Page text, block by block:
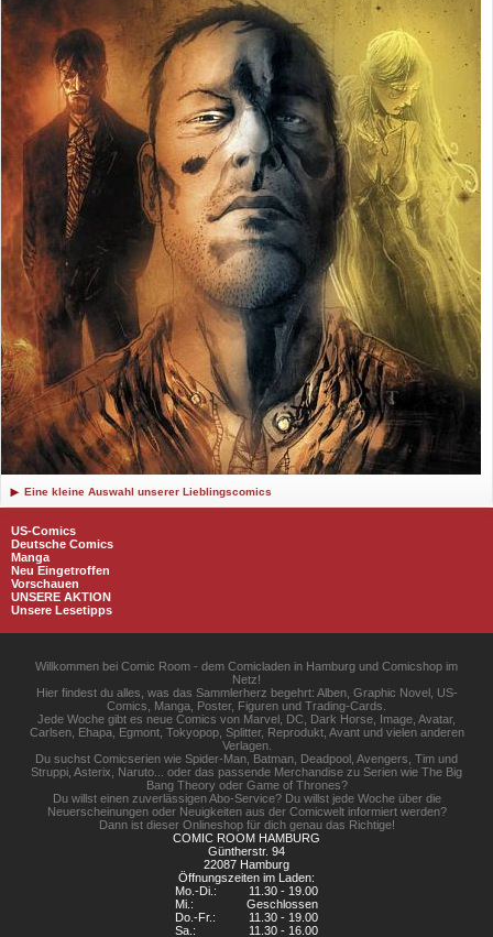
Eine kleine Auswahl unserer Lieblingscomics
US-Comics
Deutsche Comics
Manga
Neu Eingetroffen
Vorschauen
UNSERE AKTION
Unsere Lesetipps
Willkommen bei Comic Room - dem Comicladen in Hamburg und Comicshop im
Netz!
Hier findest du alles, was das Sammlerherz begehrt: Alben, Graphic Novel, US-
Comics, Manga, Poster, Figuren und Trading-Cards.
Jede Woche gibt es neue Comics von Marvel, DC, Dark Horse, Image, Avatar,
Carlsen, Ehapa, Egmont, Tokyopop, Splitter, Reprodukt, Avant und vielen anderen
Verlagen.
Du suchst Comicserien wie Spider-Man, Batman, Deadpool, Avengers, Tim und
Struppi, Asterix, Naruto... oder das passende Merchandise zu Serien wie The Big
Bang Theory oder Game of Thrones?
Du willst einen zuverlässigen Abo-Service? Du willst jede Woche über die
Neuerscheinungen oder Neuigkeiten aus der Comicwelt informiert werden?
Dann ist dieser Onlineshop für dich genau das Richtige!
COMIC ROOM HAMBURG
Güntherstr. 94
22087 Hamburg
Öffnungszeiten im Laden:
Mo.-Di.:
11.30 - 19.00
Mi.:
Geschlossen
Do.-Fr.:
11.30 - 19.00
Sa.:
11.30 - 16.00